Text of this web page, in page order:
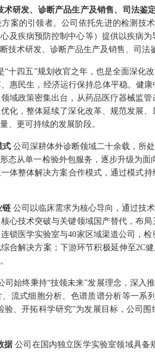
术研发、诊断产品生产及销售、司法鉴
案的引领者。公司依托先进的检测技
及疾病预防控制中心等）提供以疾病
技术研发、诊断产品生产及销售、司法
“十四五”规划收官之年，也是全面深化
惠民生，经济运行保持总体平稳。健
域政策密集出台，从药品医疗器械监
化，整体延续了深化改革、规范发展
、更可持续的发展阶段。
式 公司深耕体外诊断领域二十余载，所
态从单一检验外包服务，逐步升级为
体整体解决方案合作模式，通过模式
链 公司以临床需求为核心导向，通过技
心技术突破与关键领域国产替代，布
锁医学实验室与40家区域渠道公司，
合解决方案；下游环节积极延伸至2C
司始终秉持“技领未来”发展理念，深入
流式细胞分析、色谱质谱分析等一
验、开拓科学研究”为发展目标，公司
据公司在国内独立医学实验室领域具备